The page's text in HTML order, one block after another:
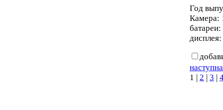
Год
Камера:
1 | 2 | 3 |